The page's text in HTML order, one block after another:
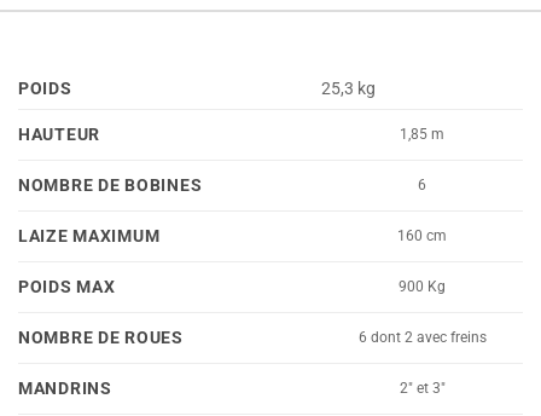
POIDS 25,3 kg
HAUTEUR 1,85 m
NOMBRE DE BOBINES 6
LAIZE MAXIMUM 160 cm
POIDS MAX 900 Kg
NOMBRE DE ROUES 6 dont 2 avec freins
MANDRINS 2" et 3"